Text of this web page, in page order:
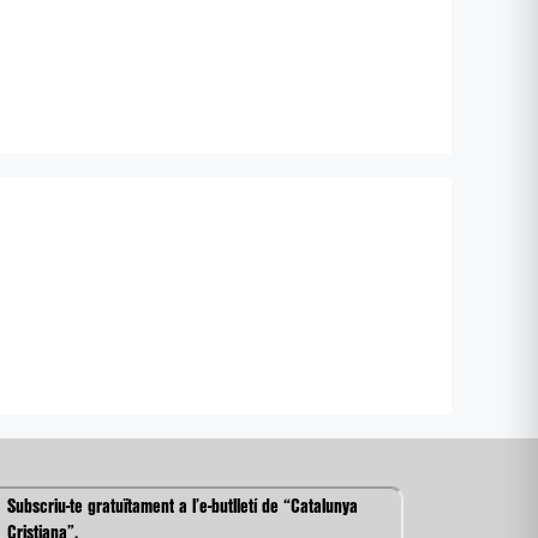
Subscriu-te gratuïtament a l’e-butlletí de “Catalunya
Cristiana”.